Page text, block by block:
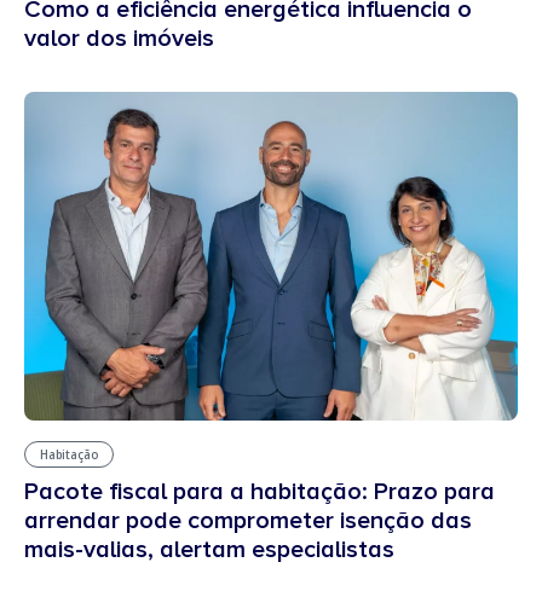
Como a eficiência energética influencia o
valor dos imóveis
Habitação
Pacote fiscal para a habitação: Prazo para
arrendar pode comprometer isenção das
mais-valias, alertam especialistas